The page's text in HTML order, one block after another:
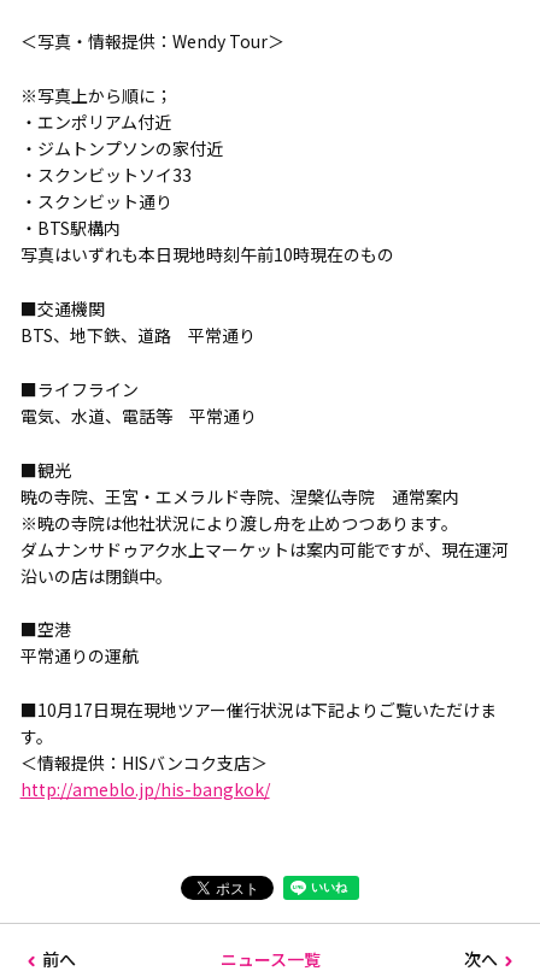
＜写真・情報提供：Wendy Tour＞
※写真上から順に；
・エンポリアム付近
・ジムトンプソンの家付近
・スクンビットソイ33
・スクンビット通り
・BTS駅構内
写真はいずれも本日現地時刻午前10時現在のもの
■交通機関
BTS、地下鉄、道路 平常通り
■ライフライン
電気、水道、電話等 平常通り
■観光
暁の寺院、王宮・エメラルド寺院、涅槃仏寺院 通常案内
※暁の寺院は他社状況により渡し舟を止めつつあります。
ダムナンサドゥアク水上マーケットは案内可能ですが、現在運河
沿いの店は閉鎖中。
■空港
平常通りの運航
■10月17日現在現地ツアー催行状況は下記よりご覧いただけま
す。
＜情報提供：HISバンコク支店＞
http://ameblo.jp/his-bangkok/
前へ ニュース一覧 次へ